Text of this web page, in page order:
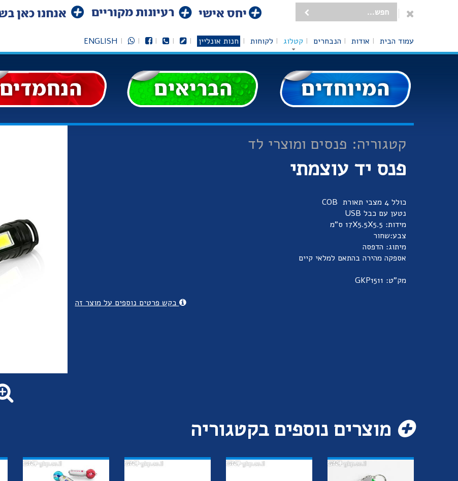
עמוד הבית אודות הנבחרים קטלוג לקוחות חנות אונליין ENGLISH
קטגוריה: פנסים ומוצרי לד
פנס יד עוצמתי
כולל 4 מצבי תאורת COB
נטען עם כבל USB
מידות: 17X5.5X5.5 ס"מ
צבע:שחור
מיתוג: הדפסה
אספקה מהירה בהתאם למלאי קיים
מק"ט: GKP1511
בקש פרטים נוספים על מוצר זה
מוצרים נוספים בקטגוריה